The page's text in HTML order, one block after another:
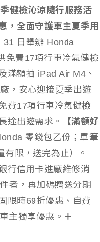
健檢沁涼隨行服務活
，全面守護車主夏季用
31 日舉辦 Honda
免費17項行車冷氣健檢
滿額抽 iPad Air M4、
，安心迎接夏季出遊
費17項行車冷氣健檢
途出遊需求。
【滿額好
零錢包乙份；單筆
限，送完為止）。
行信用卡進廠維修消
者，再加碼贈送分期
限時69折優惠、自費
主獨享優惠。 ＋